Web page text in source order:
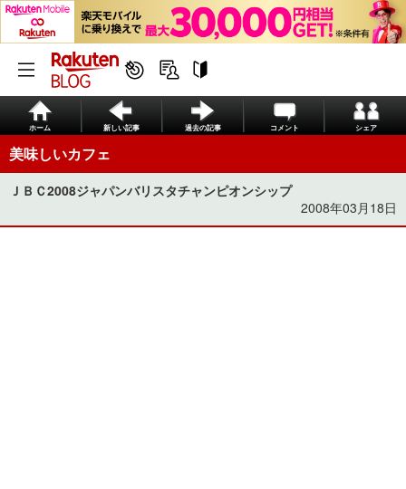
ホーム 新しい記事 過去の記事 コメント シェア
美味しいカフェ
ＪＢＣ2008ジャパンバリスタチャンピオンシップ
2008年03月18日